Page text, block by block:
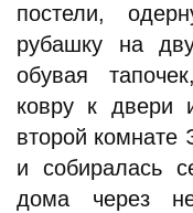
постели,
рубашку на
обувая
ковру к двери
второй комнате
и собиралась
дома через